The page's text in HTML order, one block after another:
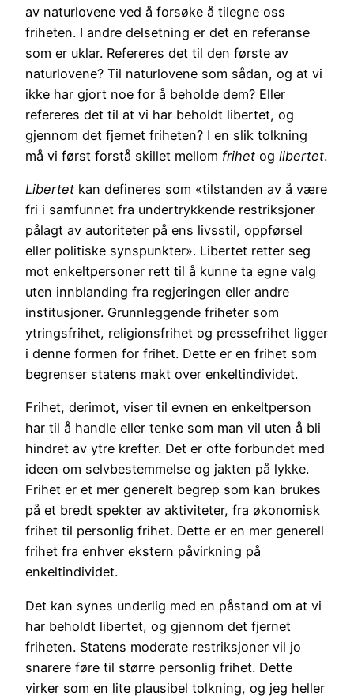
av naturlovene ved å forsøke å tilegne oss
friheten. I andre delsetning er det en referanse
som er uklar. Refereres det til den første av
naturlovene? Til naturlovene som sådan, og at vi
ikke har gjort noe for å beholde dem? Eller
refereres det til at vi har beholdt libertet, og
gjennom det fjernet friheten? I en slik tolkning
må vi først forstå skillet mellom frihet og libertet.
Libertet kan defineres som «tilstanden av å være
fri i samfunnet fra undertrykkende restriksjoner
pålagt av autoriteter på ens livsstil, oppførsel
eller politiske synspunkter». Libertet retter seg
mot enkeltpersoner rett til å kunne ta egne valg
uten innblanding fra regjeringen eller andre
institusjoner. Grunnleggende friheter som
ytringsfrihet, religionsfrihet og pressefrihet ligger
i denne formen for frihet. Dette er en frihet som
begrenser statens makt over enkeltindividet.
Frihet, derimot, viser til evnen en enkeltperson
har til å handle eller tenke som man vil uten å bli
hindret av ytre krefter. Det er ofte forbundet med
ideen om selvbestemmelse og jakten på lykke.
Frihet er et mer generelt begrep som kan brukes
på et bredt spekter av aktiviteter, fra økonomisk
frihet til personlig frihet. Dette er en mer generell
frihet fra enhver ekstern påvirkning på
enkeltindividet.
Det kan synes underlig med en påstand om at vi
har beholdt libertet, og gjennom det fjernet
friheten. Statens moderate restriksjoner vil jo
snarere føre til større personlig frihet. Dette
virker som en lite plausibel tolkning, og jeg heller